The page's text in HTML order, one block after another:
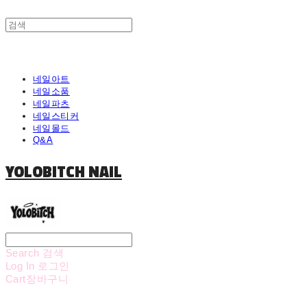
네일아트
네일소품
네일파츠
네일스티커
네일몰드
Q&A
YOLOBITCH NAIL
Search 검색
Log In 로그인
Cart장바구니